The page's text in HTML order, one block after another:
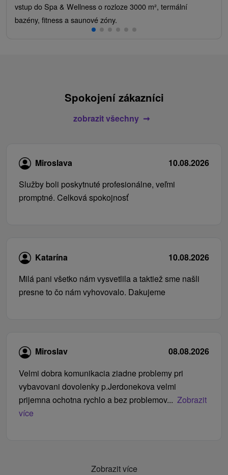
vstup do Spa & Wellness o rozloze 3000 m², termální
bazény, fitness a saunové zóny.
Spokojení zákazníci
zobrazit všechny
Miroslava
10.08.2026
Služby boli poskytnuté profesionálne, veľmi
promptné. Celková spokojnosť
Katarína
10.08.2026
Milá pani všetko nám vysvetlila a taktiež sme našli
presne to čo nám vyhovovalo. Dakujeme
Miroslav
08.08.2026
Velmi dobra komunikacia ziadne problemy pri
vybavovani dovolenky p.Jerdonekova velmi
prijemna ochotna rychlo a bez problemov... Zobrazit
více
Zobrazit více